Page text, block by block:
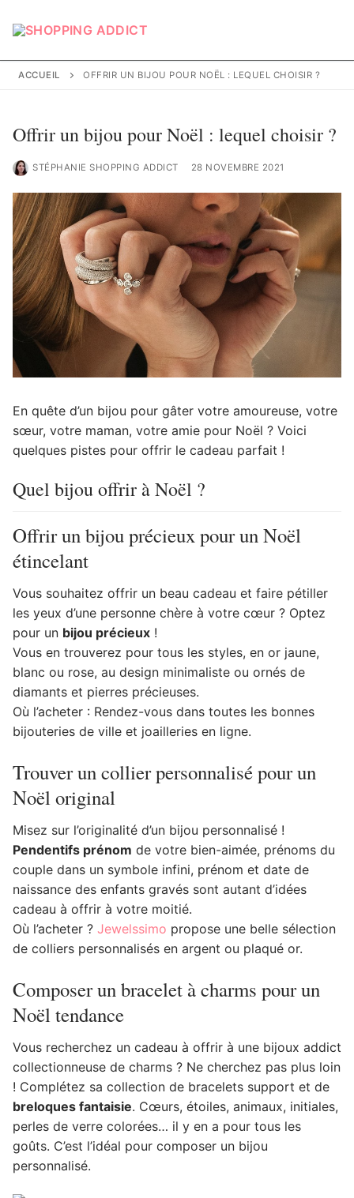
au
ACCUEIL OFFRIR UN BIJOU POUR NOËL : LEQUEL CHOISIR ?
Offrir un bijou pour Noël : lequel choisir ?
STÉPHANIE SHOPPING ADDICT 28 NOVEMBRE 2021
En quête d’un bijou pour gâter votre amoureuse, votre
sœur, votre maman, votre amie pour Noël ? Voici
quelques pistes pour offrir le cadeau parfait !
Quel bijou offrir à Noël ?
Offrir un bijou précieux pour un Noël
étincelant
Vous souhaitez offrir un beau cadeau et faire pétiller
les yeux d’une personne chère à votre cœur ? Optez
pour un bijou précieux !
Vous en trouverez pour tous les styles, en or jaune,
blanc ou rose, au design minimaliste ou ornés de
diamants et pierres précieuses.
Où l’acheter : Rendez-vous dans toutes les bonnes
bijouteries de ville et joailleries en ligne.
Trouver un collier personnalisé pour un
Noël original
Misez sur l’originalité d’un bijou personnalisé !
Pendentifs prénom de votre bien-aimée, prénoms du
couple dans un symbole infini, prénom et date de
naissance des enfants gravés sont autant d’idées
cadeau à offrir à votre moitié.
Où l’acheter ? Jewelssimo propose une belle sélection
de colliers personnalisés en argent ou plaqué or.
Composer un bracelet à charms pour un
Noël tendance
Vous recherchez un cadeau à offrir à une bijoux addict
collectionneuse de charms ? Ne cherchez pas plus loin
! Complétez sa collection de bracelets support et de
breloques fantaisie. Cœurs, étoiles, animaux, initiales,
perles de verre colorées… il y en a pour tous les
goûts. C’est l’idéal pour composer un bijou
personnalisé.